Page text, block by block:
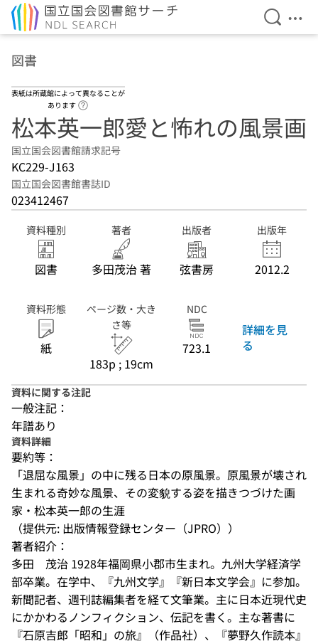
検索を
メ
図書
表紙は所蔵館によって異なることが
あります
松本英一郎愛と怖れの風景画
国立国会図書館請求記号
KC229-J163
国立国会図書館書誌ID
023412467
資料種別
図書
著者
多田茂治 著
出版者
弦書房
出版年
2012.2
資料形態
紙
ページ数・大き
さ等
183p ; 19cm
NDC
723.1
詳細を見
る
資料に関する注記
一般注記：
年譜あり
資料詳細
要約等：
「退屈な風景」の中に残る日本の原風景。原風景が壊され
生まれる奇妙な風景、その変貌する姿を描きつづけた画
家・松本英一郎の生涯
（提供元: 出版情報登録センター（JPRO））
著者紹介：
多田　茂治 1928年福岡県小郡市生まれ。九州大学経済学
部卒業。在学中、『九州文学』『新日本文学会』に参加。
新聞記者、週刊誌編集者を経て文筆業。主に日本近現代史
にかかわるノンフィクション、伝記を書く。主な著書に
『石原吉郎「昭和」の旅』（作品社）、『夢野久作読本』